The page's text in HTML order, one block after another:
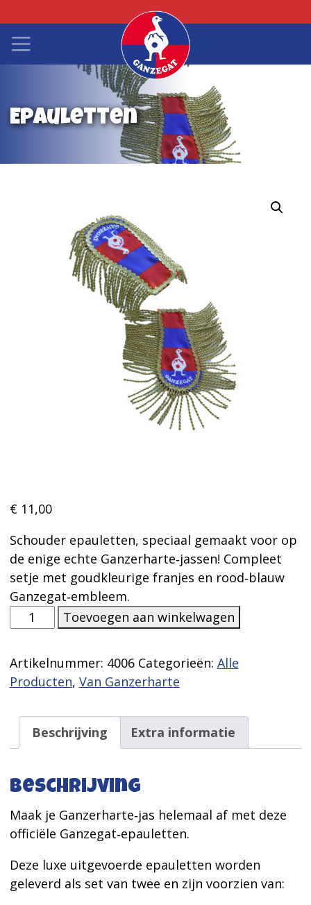
Epauletten
€11,00
Schouder epauletten, speciaal gemaakt voor op
de enige echte Ganzerharte‑jassen! Compleet
setje met goudkleurige franjes en rood‑blauw
Ganzegat‑embleem.
Epauletten
aantal
Toevoegen aan winkelwagen
Artikelnummer: 4006 Categorieën: Alle
Producten, Van Ganzerharte
Beschrijving Extra informatie
Beschrijving
Maak je Ganzerharte‑jas helemaal af met deze
officiële Ganzegat‑epauletten.
Deze luxe uitgevoerde epauletten worden
geleverd als set van twee en zijn voorzien van: